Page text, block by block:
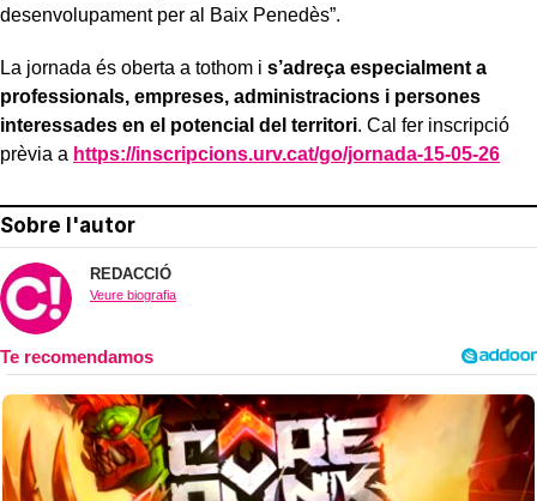
desenvolupament per al Baix Penedès”.
La jornada és oberta a tothom i s’adreça especialment a
professionals, empreses, administracions i persones
interessades en el potencial del territori. Cal fer inscripció
prèvia a https://inscripcions.urv.cat/go/jornada-15-05-26
Sobre l'autor
REDACCIÓ
Veure biografia